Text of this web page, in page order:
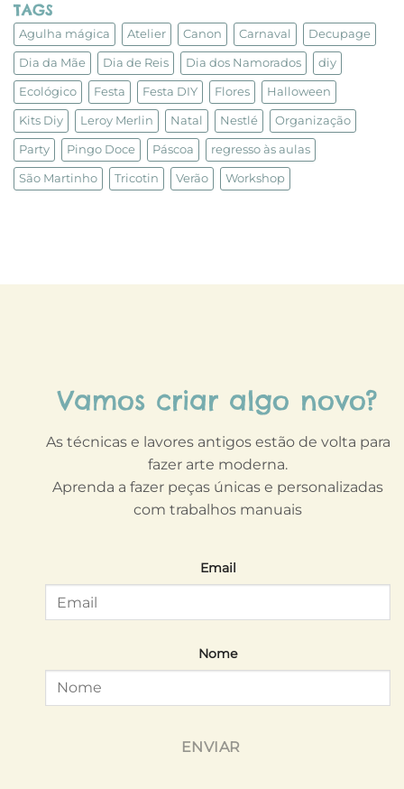
TAGS
Agulha mágica Atelier Canon Carnaval Decupage
Dia da Mãe Dia de Reis Dia dos Namorados diy
Ecológico Festa Festa DIY Flores Halloween
Kits Diy Leroy Merlin Natal Nestlé Organização
Party Pingo Doce Páscoa regresso às aulas
São Martinho Tricotin Verão Workshop
Vamos criar algo novo?
As técnicas e lavores antigos estão de volta para
fazer arte moderna.
Aprenda a fazer peças únicas e personalizadas
com trabalhos manuais
Email
Nome
ENVIAR